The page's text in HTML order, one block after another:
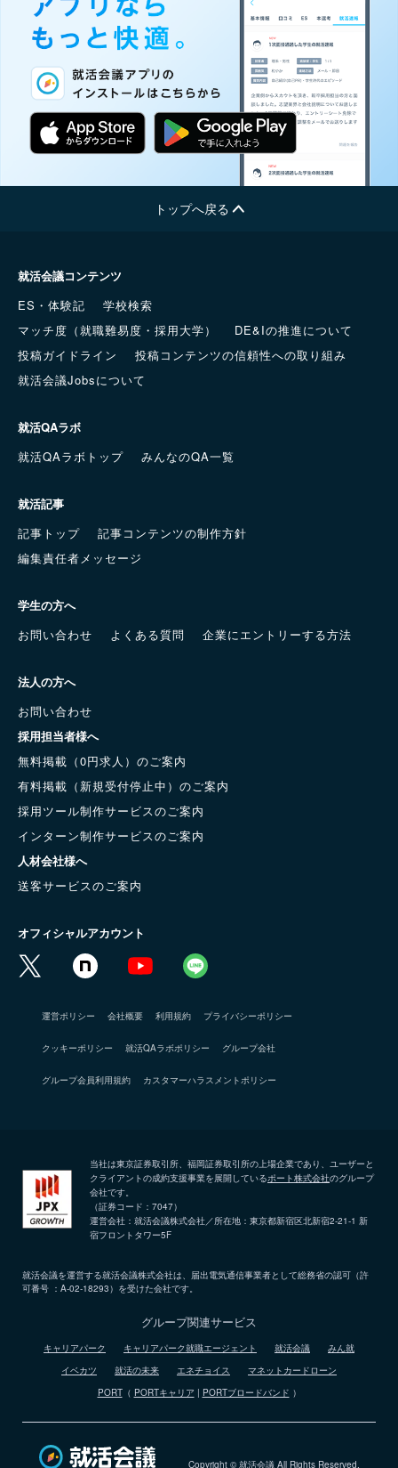
トップへ戻る
就活会議コンテンツ
ES・体験記
学校検索
マッチ度（就職難易度・採用大学）
DE&Iの推進について
投稿ガイドライン
投稿コンテンツの信頼性への取り組み
就活会議Jobsについて
就活QAラボ
就活QAラボトップ
みんなのQA一覧
就活記事
記事トップ
記事コンテンツの制作方針
編集責任者メッセージ
学生の方へ
お問い合わせ
よくある質問 企業にエントリーする方法
法人の方へ
お問い合わせ
採用担当者様へ
無料掲載（0円求人）のご案内
有料掲載（新規受付停止中）のご案内
採用ツール制作サービスのご案内
インターン制作サービスのご案内
人材会社様へ
送客サービスのご案内
オフィシャルアカウント
運営ポリシー 会社概要 利用規約 プライバシーポリシー
クッキーポリシー 就活QAラボポリシー グループ会社
グループ会員利用規約 カスタマーハラスメントポリシー
当社は東京証券取引所、福岡証券取引所の上場企業であり、ユーザーと
クライアントの成約支援事業を展開しているポート株式会社のグループ
会社です。
（証券コード：7047）
運営会社：就活会議株式会社／所在地：東京都新宿区北新宿2-21-1 新
宿フロントタワー5F
就活会議を運営する就活会議株式会社は、届出電気通信事業者として総務省の認可（許
可番号 ：A-02-18293）を受けた会社です。